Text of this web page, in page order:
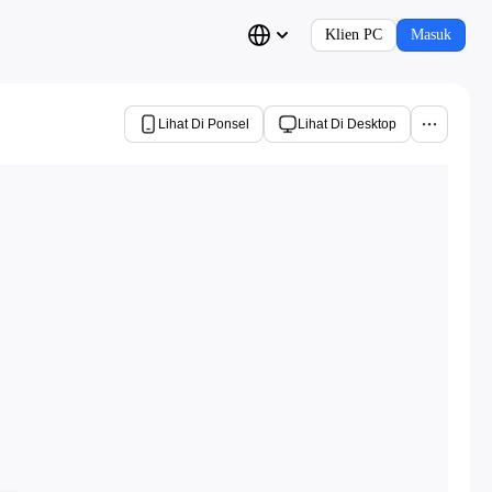
Klien PC Masuk
Lihat Di Ponsel Lihat Di Desktop